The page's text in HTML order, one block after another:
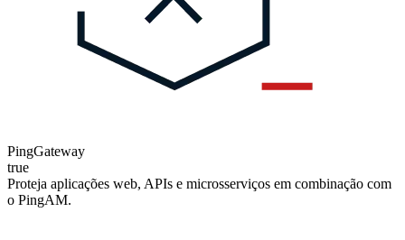
PingGateway
true
Proteja aplicações web, APIs e microsserviços em combinação com
o PingAM.